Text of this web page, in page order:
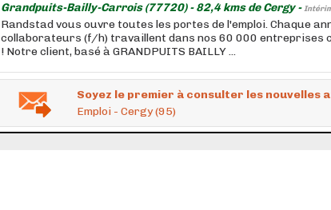
Grandpuits-Bailly-Carrois (77720) - 82,4 kms de Cergy -
Randstad vous ouvre toutes les portes de l'emploi. Chaque
collaborateurs (f/h) travaillent dans nos 60 000 entreprises
! Notre client, basé à GRANDPUITS BAILLY ...
Soyez le premier à consulter les nouvelles
Emploi - Cergy (95)